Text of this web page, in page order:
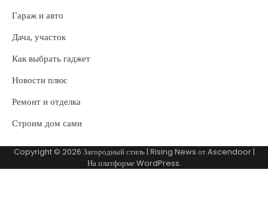
Гараж и авто
Дача, участок
Как выбрать гаджет
Новости плюс
Ремонт и отделка
Строим дом сами
Copyright © 2026 Загородный стиль| Rising News отAscendoor|
На платформеWordPress.